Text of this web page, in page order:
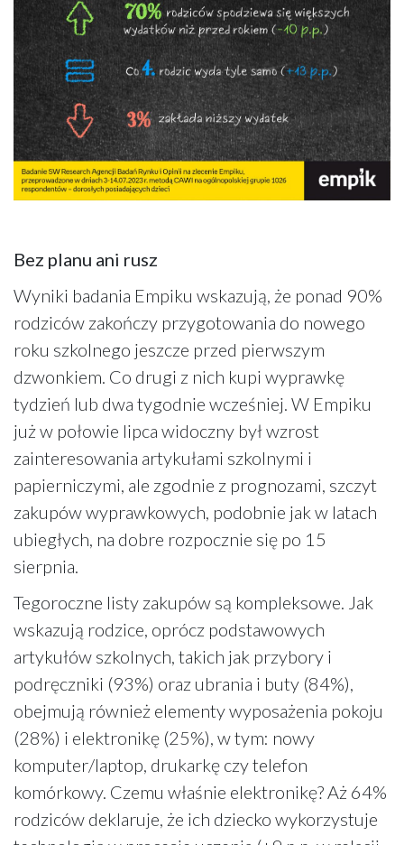
Bez planu ani rusz
Wyniki badania Empiku wskazują, że ponad 90%
rodziców zakończy przygotowania do nowego
roku szkolnego jeszcze przed pierwszym
dzwonkiem. Co drugi z nich kupi wyprawkę
tydzień lub dwa tygodnie wcześniej. W Empiku
już w połowie lipca widoczny był wzrost
zainteresowania artykułami szkolnymi i
papierniczymi, ale zgodnie z prognozami, szczyt
zakupów wyprawkowych, podobnie jak w latach
ubiegłych, na dobre rozpocznie się po 15
sierpnia.
Tegoroczne listy zakupów są kompleksowe. Jak
wskazują rodzice, oprócz podstawowych
artykułów szkolnych, takich jak przybory i
podręczniki (93%) oraz ubrania i buty (84%),
obejmują również elementy wyposażenia pokoju
(28%) i elektronikę (25%), w tym: nowy
komputer/laptop, drukarkę czy telefon
komórkowy. Czemu właśnie elektronikę? Aż 64%
rodziców deklaruje, że ich dziecko wykorzystuje